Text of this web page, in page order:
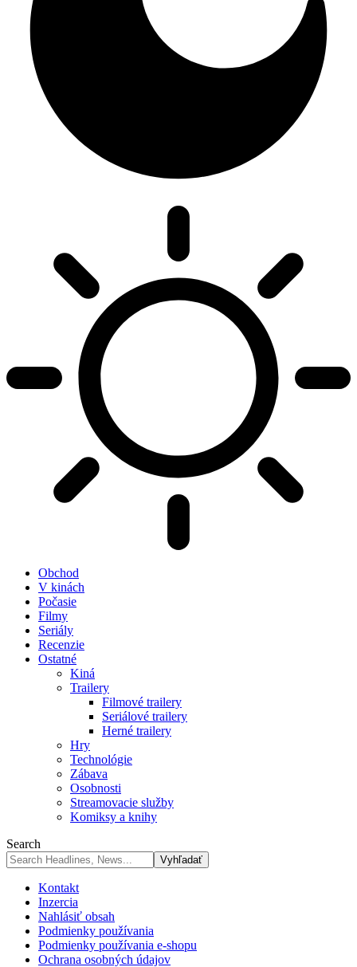
Obchod
V kinách
Počasie
Filmy
Seriály
Recenzie
Ostatné
Kiná
Trailery
Filmové trailery
Seriálové trailery
Herné trailery
Hry
Technológie
Zábava
Osobnosti
Streamovacie služby
Komiksy a knihy
Search
Kontakt
Inzercia
Nahlásiť obsah
Podmienky používania
Podmienky používania e-shopu
Ochrana osobných údajov